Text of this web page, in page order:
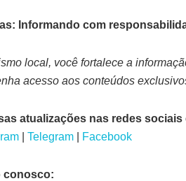
Informando com
local, você fortalece a
acesso aos conteúdos
atualizações nas redes
Telegram Facebook
conosco: